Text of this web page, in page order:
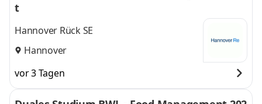
t
Hannover Rück SE
Hannover
vor 3 Tagen